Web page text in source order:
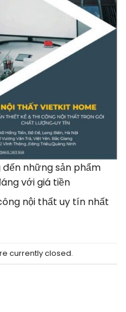
những sản phẩm
với giá tiền
nội thất uy tín nhất
currently closed.